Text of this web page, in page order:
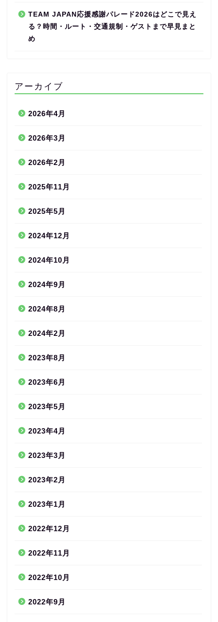
TEAM JAPAN応援感謝パレード2026はどこで見え
る？時間・ルート・交通規制・ゲストまで早見まと
め
アーカイブ
2026年4月
2026年3月
2026年2月
2025年11月
2025年5月
2024年12月
2024年10月
2024年9月
2024年8月
2024年2月
2023年8月
2023年6月
2023年5月
2023年4月
2023年3月
2023年2月
2023年1月
2022年12月
2022年11月
2022年10月
2022年9月